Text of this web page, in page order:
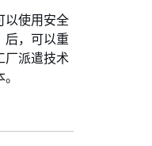
以使用安全
后，可以重
厂派遣技术